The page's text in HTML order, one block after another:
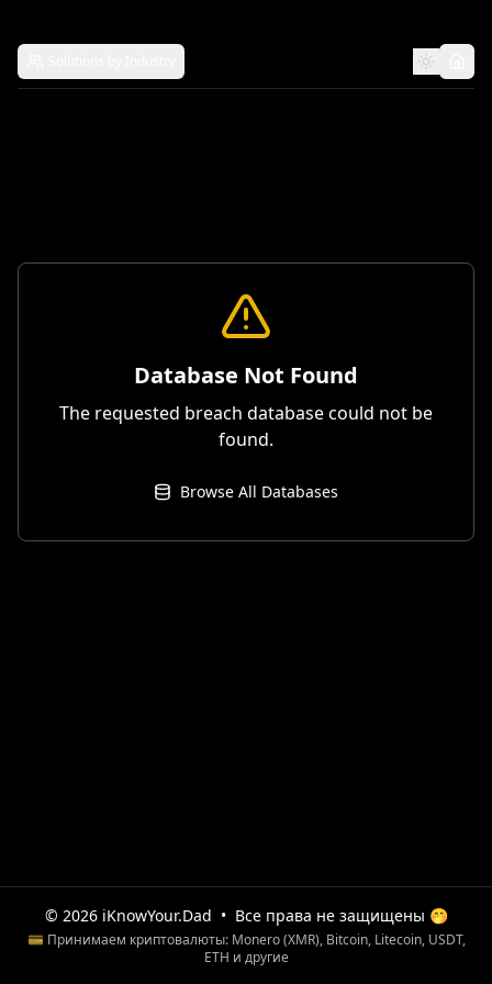
Database Not Found
The requested breach database could not be
found.
Browse All Databases
© 2026 iKnowYour.Dad • Все права не защищены 🤭
💳 Принимаем криптовалюты: Monero (XMR), Bitcoin, Litecoin, USDT,
ETH и другие